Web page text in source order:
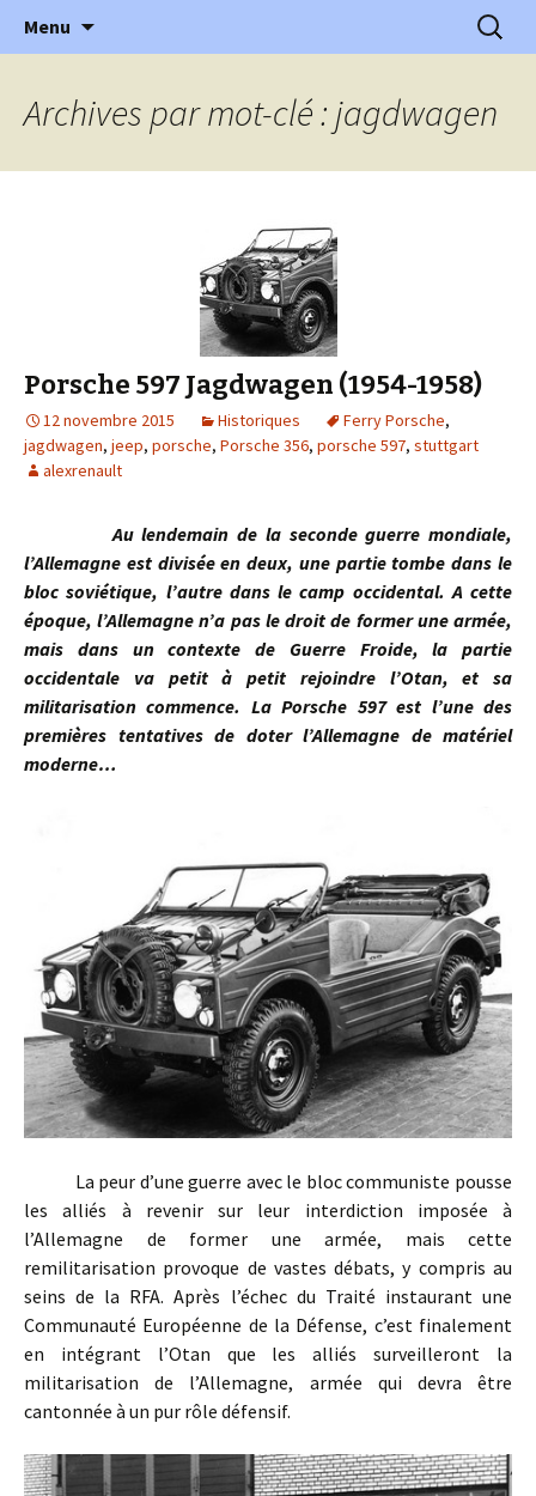
l'Automobile Ancienne
l'automobile ancienne : articles, historiques
…
Menu
Archives par mot-clé : jagdwagen
Porsche 597 Jagdwagen (1954-1958)
12 novembre 2015 Historiques Ferry Porsche,
jagdwagen, jeep, porsche, Porsche 356, porsche 597, stuttgart
alexrenault
Au lendemain de la seconde guerre mondiale,
l’Allemagne est divisée en deux, une partie tombe dans le
bloc soviétique, l’autre dans le camp occidental. A cette
époque, l’Allemagne n’a pas le droit de former une armée,
mais dans un contexte de Guerre Froide, la partie
occidentale va petit à petit rejoindre l’Otan, et sa
militarisation commence. La Porsche 597 est l’une des
premières tentatives de doter l’Allemagne de matériel
moderne…
La peur d’une guerre avec le bloc communiste pousse
les alliés à revenir sur leur interdiction imposée à
l’Allemagne de former une armée, mais cette
remilitarisation provoque de vastes débats, y compris au
seins de la RFA. Après l’échec du Traité instaurant une
Communauté Européenne de la Défense, c’est finalement
en intégrant l’Otan que les alliés surveilleront la
militarisation de l’Allemagne, armée qui devra être
cantonnée à un pur rôle défensif.